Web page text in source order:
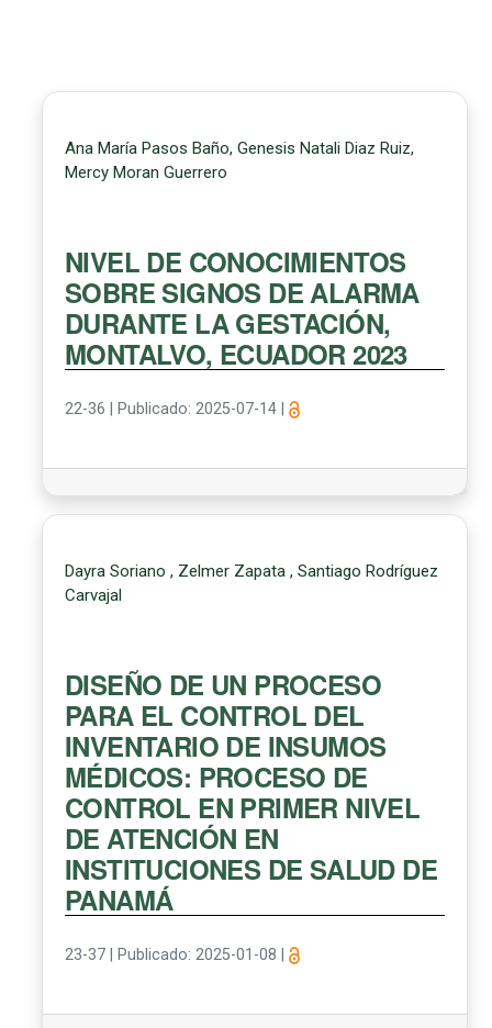
Ana María Pasos Baño, Genesis Natali Diaz Ruiz,
Mercy Moran Guerrero
NIVEL DE CONOCIMIENTOS
SOBRE SIGNOS DE ALARMA
DURANTE LA GESTACIÓN,
MONTALVO, ECUADOR 2023
22-36 Publicado: 2025-07-14
Dayra Soriano , Zelmer Zapata , Santiago Rodríguez
Carvajal
DISEÑO DE UN PROCESO
PARA EL CONTROL DEL
INVENTARIO DE INSUMOS
MÉDICOS: PROCESO DE
CONTROL EN PRIMER NIVEL
DE ATENCIÓN EN
INSTITUCIONES DE SALUD DE
PANAMÁ
23-37 Publicado: 2025-01-08